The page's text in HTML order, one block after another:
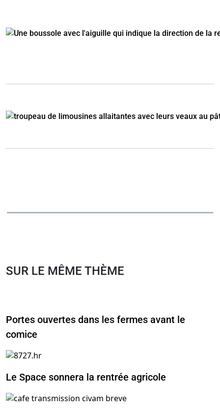
SUR LE MÊME THÈME
Portes ouvertes dans les fermes avant le
comice
Le Space sonnera la rentrée agricole